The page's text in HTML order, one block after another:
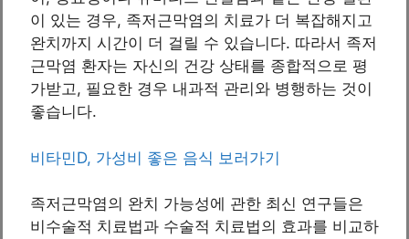
이 있는 경우, 족저근막염의 치료가 더 복잡해지고
완치까지 시간이 더 걸릴 수 있습니다. 따라서 족저
근막염 환자는 자신의 건강 상태를 종합적으로 평
가받고, 필요한 경우 내과적 관리와 병행하는 것이
좋습니다.
비타민D, 가성비 좋은 음식 보러가기
족저근막염의 완치 가능성에 관한 최신 연구들은
비수술적 치료법과 수술적 치료법의 효과를 비교하